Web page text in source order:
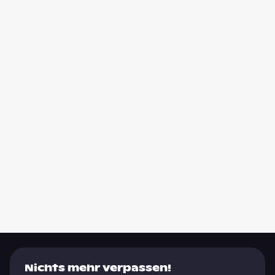
Nichts mehr verpassen!